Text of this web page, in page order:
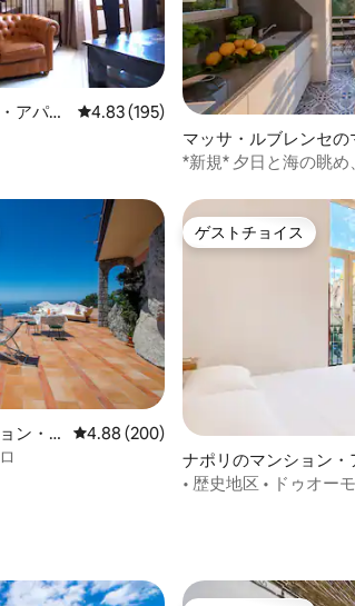
アパー
レビュー195件、5つ星中4.83つ星の
4.83 (195)
マッサ・ルブレンセの
ョン・アパート
*新規* 夕日と海の眺め
スです。
ン・
レビュー200件、5つ星中4.88つ星の
4.88 (200)
ゲストチョイス
ゲストチョイス
ナポリのマンション・
ト
• 歴史地区 • ドゥオー